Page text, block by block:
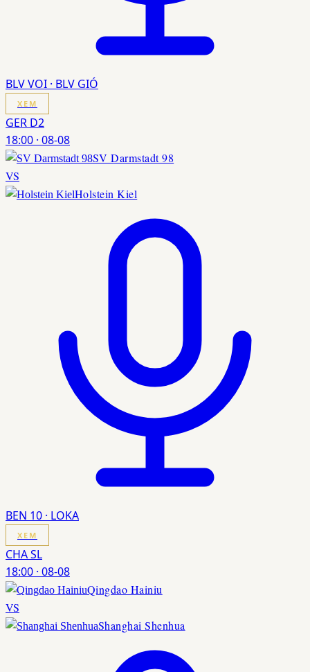
BLV VOI · BLV GIÓ
XEM
GER D2
18:00 · 08-08
SV Darmstadt 98
VS
Holstein Kiel
BEN 10 · LOKA
XEM
CHA SL
18:00 · 08-08
Qingdao Hainiu
VS
Shanghai Shenhua